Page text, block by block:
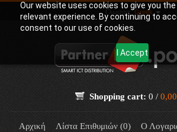
Our website uses cookies to give you
relevant experience. By continuing to
consent to our use of cookies.
I Accept
Γλώσσα:Greek
Shopping cart: 0 /
Αρχική Λίστα Επιθυμιών (0) Ο